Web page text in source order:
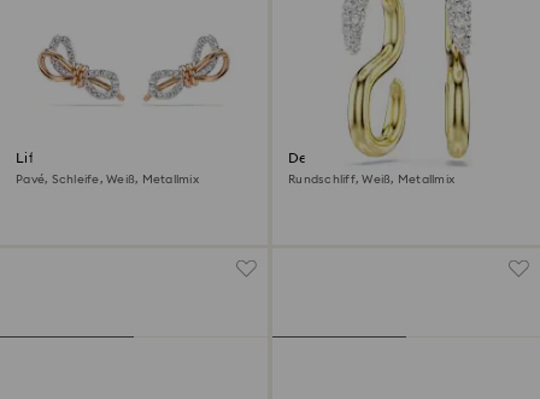
Lifelong Ohrstecker
Pavé, Schleife, Weiß, Metallmix
Dextera Ohrringe
Rundschliff, Weiß, Metallmix